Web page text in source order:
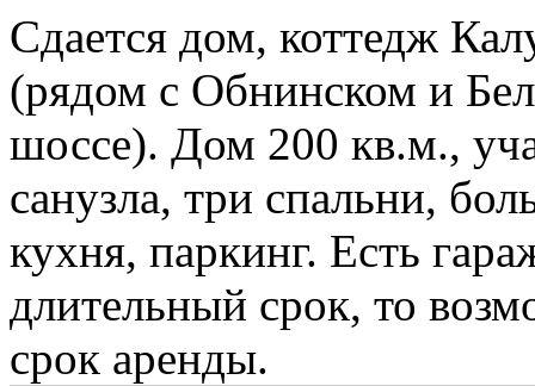
Сдается дом, коттедж
(рядом с Обнинском и
шоссе). Дом 200 кв.м.,
санузла, три спальни,
кухня, паркинг. Есть
длительный срок, то
срок аренды.